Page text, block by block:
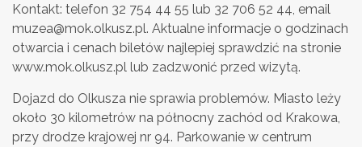
Kontakt: telefon 32 754 44 55 lub 32 706 52 44, email
muzea@mok.olkusz.pl. Aktualne informacje o godzinach
otwarcia i cenach biletów najlepiej sprawdzić na stronie
www.mok.olkusz.pl lub zadzwonić przed wizytą.
Dojazd do Olkusza nie sprawia problemów. Miasto leży
około 30 kilometrów na północny zachód od Krakowa,
przy drodze krajowej nr 94. Parkowanie w centrum